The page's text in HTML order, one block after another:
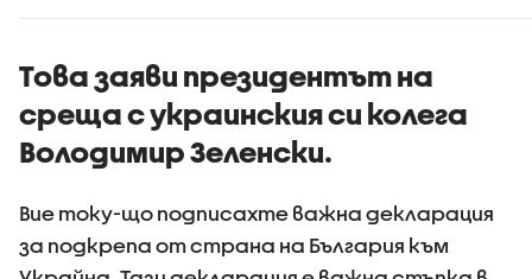
камиони
Това заяви президентът на
среща с украинския си колега
Володимир Зеленски.
Вие току-що подписахте важна декларация
за подкрепа от страна на България към